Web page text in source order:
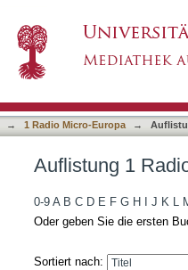
→ 1 Radio Micro-Europa →
Auflistung 1
0-9 A B C D E F G H J K L
Oder geben Sie die ersten
Sortiert nach: